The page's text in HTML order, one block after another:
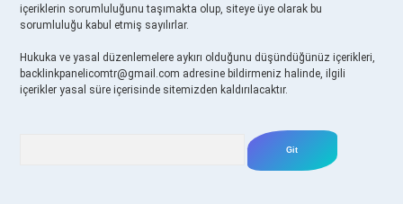
içeriklerin sorumluluğunu taşımakta olup, siteye üye olarak bu
sorumluluğu kabul etmiş sayılırlar.
Hukuka ve yasal düzenlemelere aykırı olduğunu düşündüğünüz içerikleri,
backlinkpanelicomtr@gmail.com adresine bildirmeniz halinde, ilgili
içerikler yasal süre içerisinde sitemizden kaldırılacaktır.